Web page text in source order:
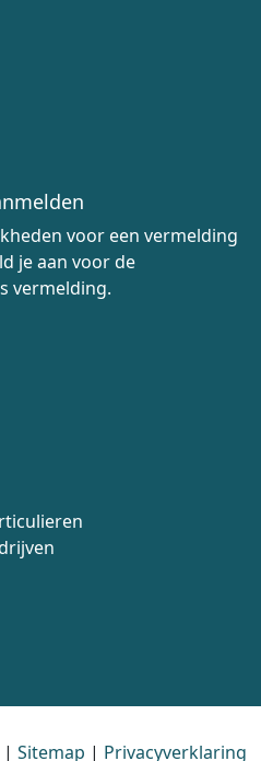
voor een vermelding
je aan voor de
vermelding.
| Sitemap | Privacyverklaring